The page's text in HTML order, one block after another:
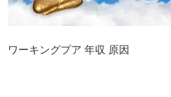
ワーキングプア 年収 原因